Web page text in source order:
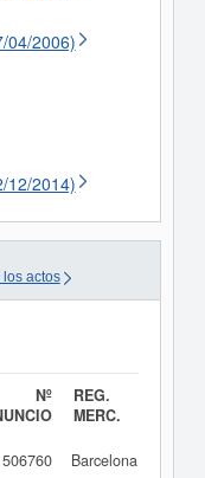
04/2006)
12/2014)
los actos
Nº
REG.
MERC.
506760 Barcelona